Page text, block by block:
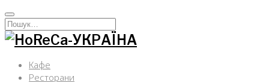
Перейти
к
содержимому
Искать:
Кафе
Ресторани